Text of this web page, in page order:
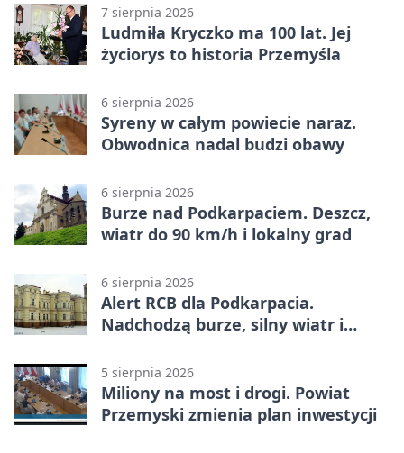
7 sierpnia 2026
Ludmiła Kryczko ma 100 lat. Jej
życiorys to historia Przemyśla
6 sierpnia 2026
Syreny w całym powiecie naraz.
Obwodnica nadal budzi obawy
6 sierpnia 2026
Burze nad Podkarpaciem. Deszcz,
wiatr do 90 km/h i lokalny grad
6 sierpnia 2026
Alert RCB dla Podkarpacia.
Nadchodzą burze, silny wiatr i
5 sierpnia 2026
Miliony na most i drogi. Powiat
Przemyski zmienia plan inwestycji